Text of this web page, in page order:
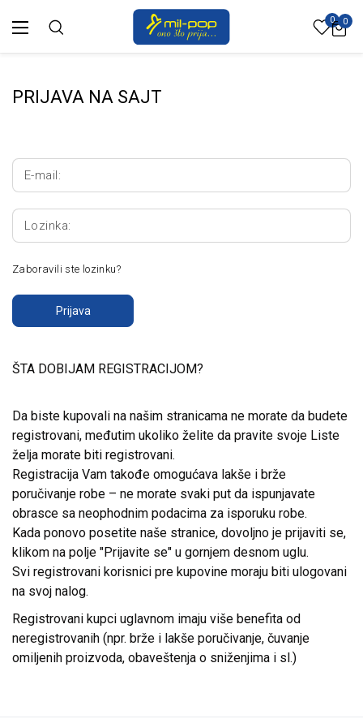
0 0
PRIJAVA NA SAJT
E-mail:
Lozinka:
Zaboravili ste lozinku?
Prijava
ŠTA DOBIJAM REGISTRACIJOM?
Da biste kupovali na našim stranicama ne morate da budete
registrovani, međutim ukoliko želite da pravite svoje Liste
želja morate biti registrovani.
Registracija Vam takođe omogućava lakše i brže
poručivanje robe – ne morate svaki put da ispunjavate
obrasce sa neophodnim podacima za isporuku robe.
Kada ponovo posetite naše stranice, dovoljno je prijaviti se,
klikom na polje "Prijavite se" u gornjem desnom uglu.
Svi registrovani korisnici pre kupovine moraju biti ulogovani
na svoj nalog.
Registrovani kupci uglavnom imaju više benefita od
neregistrovanih (npr. brže i lakše poručivanje, čuvanje
omiljenih proizvoda, obaveštenja o sniženjima i sl.)